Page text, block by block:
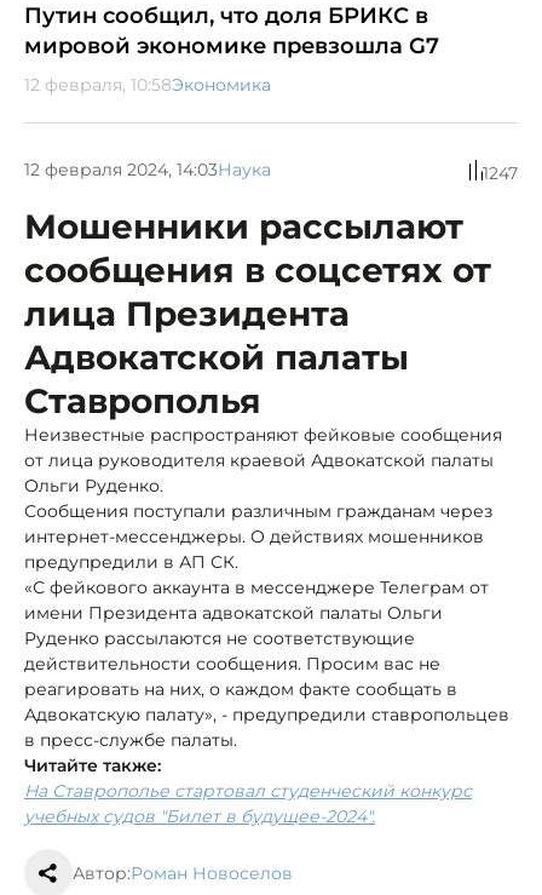
Путин сообщил, что доля БРИКС в
мировой экономике превзошла G7
12 февраля, 10:58Экономика
12 февраля 2024, 14:03Наука 1247
Мошенники рассылают
сообщения в соцсетях от
лица Президента
Адвокатской палаты
Ставрополья
Неизвестные распространяют фейковые сообщения
от лица руководителя краевой Адвокатской палаты
Ольги Руденко.
Сообщения поступали различным гражданам через
интернет-мессенджеры. О действиях мошенников
предупредили в АП СК.
«С фейкового аккаунта в мессенджере Телеграм от
имени Президента адвокатской палаты Ольги
Руденко рассылаются не соответствующие
действительности сообщения. Просим вас не
реагировать на них, о каждом факте сообщать в
Адвокатскую палату», - предупредили ставропольцев
в пресс-службе палаты.
Читайте также:
На Ставрополье стартовал студенческий конкурс
учебных судов "Билет в будущее-2024".
Автор:Роман Новоселов